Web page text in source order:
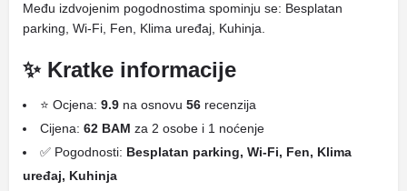
Među izdvojenim pogodnostima spominju se: Besplatan
parking, Wi-Fi, Fen, Klima uređaj, Kuhinja.
✨ Kratke informacije
⭐ Ocjena: 9.9 na osnovu 56 recenzija
Cijena: 62 BAM za 2 osobe i 1 noćenje
✅ Pogodnosti: Besplatan parking, Wi-Fi, Fen, Klima
uređaj, Kuhinja